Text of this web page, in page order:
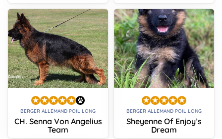
BERGER ALLEMAND POIL LONG
CH. Senna Von Angelius
Team
BERGER ALLEMAND POIL LONG
Sheyenne Of Enjoy’s
Dream